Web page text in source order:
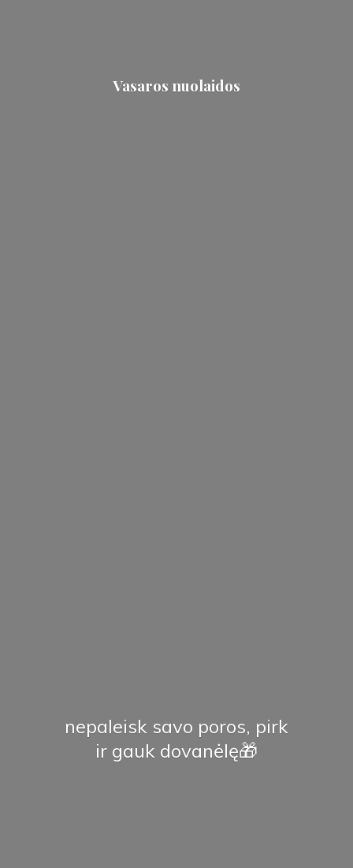
Vasaros nuolaidos
nepaleisk savo poros, pirk
ir gauk dovanėlę🎁